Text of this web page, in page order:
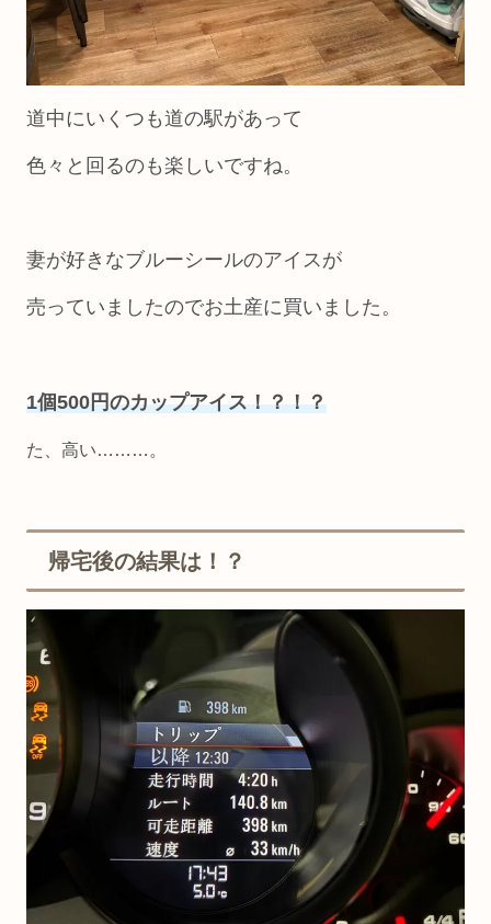
道中にいくつも道の駅があって
色々と回るのも楽しいですね。
妻が好きなブルーシールのアイスが
売っていましたのでお土産に買いました。
1個500円のカップアイス！？！？
た、高い………。
帰宅後の結果は！？